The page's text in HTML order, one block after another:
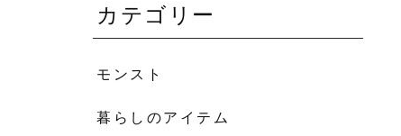
カテゴリー
モンスト
暮らしのアイテム